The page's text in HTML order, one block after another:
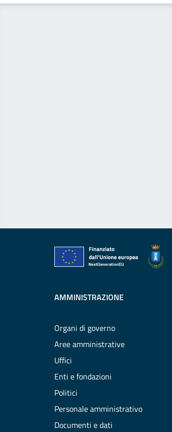
AMMINISTRAZIONE
Organi di governo
Aree amministrative
Uffici
Enti e fondazioni
Politici
Personale amministrativo
Documenti e dati